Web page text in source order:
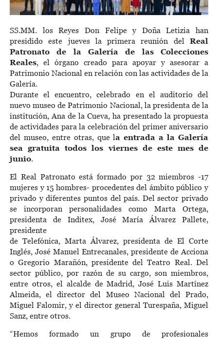
SS.MM. los Reyes Don Felipe y Doña Letizia han
presidido este jueves la primera reunión del Real
Patronato de la Galería de las Colecciones
Reales, el órgano creado para apoyar y asesorar a
Patrimonio Nacional en relación con las actividades de la
Galería.
Durante el encuentro, celebrado en el auditorio del
nuevo museo de Patrimonio Nacional, la presidenta de la
institución, Ana de la Cueva, ha presentado la propuesta
de actividades para la celebración del primer aniversario
del museo, entre otras, que la entrada a la Galería
sea gratuita todos los viernes de este mes de
junio.
El Real Patronato está formado por 32 miembros -17
mujeres y 15 hombres- procedentes del ámbito público y
privado y diferentes puntos del país. Del sector privado
se incorporan personalidades como Marta Ortega,
presidenta de Inditex, José María Álvarez Pallete,
presidente
de Telefónica, Marta Álvarez, presidenta de El Corte
Inglés, José Manuel Entrecanales, presidente de Acciona
o Gregorio Marañón, presidente del Teatro Real. Del
sector público, por razón de su cargo, son miembros,
entre otros, el alcalde de Madrid, José Luis Martínez
Almeida, el director del Museo Nacional del Prado,
Miguel Falomir, y el director general Turespaña, Miguel
Sanz, entre otros.
“Hemos formado un grupo de profesionales